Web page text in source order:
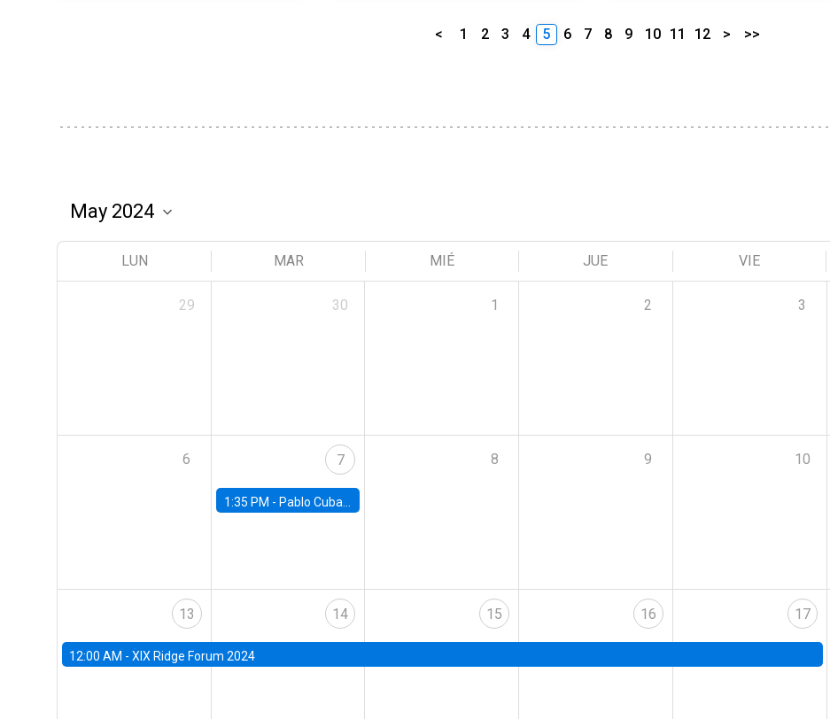
< 1 2 3 4 5 6 7 8 9 10 11 12 > >>
LUN MAR MIÉ JUE VIE
29 30 1 2 3
6 7
1:35 PM - Pablo Cuba, FED Board
8 9 10
13
12:00 AM - XIX Ridge Forum 2024
14 15 16 17